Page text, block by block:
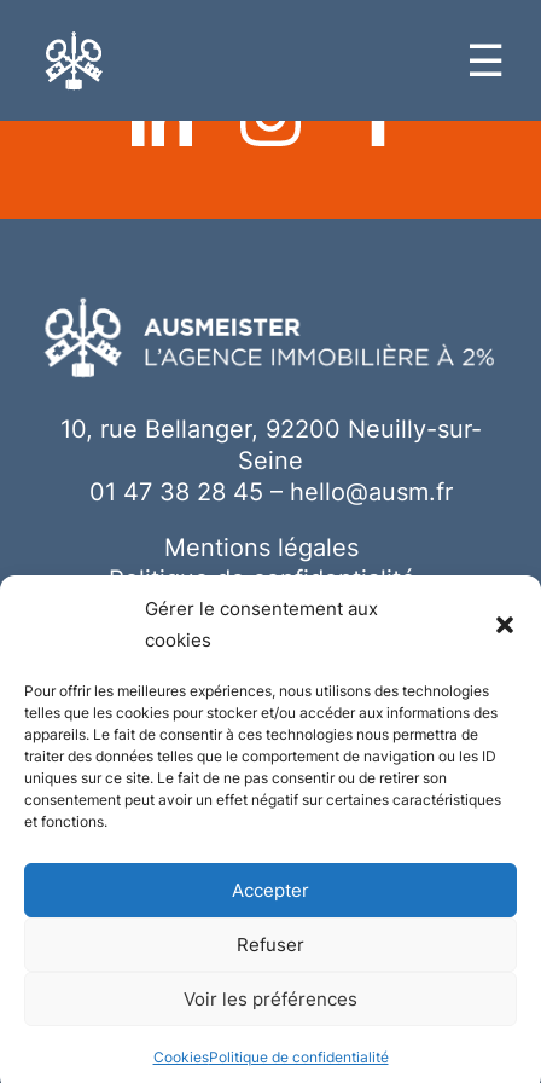
Gérer le consentement aux
cookies
Pour offrir les meilleures expériences, nous utilisons des technologies
telles que les cookies pour stocker et/ou accéder aux informations des
appareils. Le fait de consentir à ces technologies nous permettra de
traiter des données telles que le comportement de navigation ou les ID
uniques sur ce site. Le fait de ne pas consentir ou de retirer son
consentement peut avoir un effet négatif sur certaines caractéristiques
et fonctions.
Accepter
Refuser
Voir les préférences
CookiesPolitique de confidentialité
☰
10, rue Bellanger, 92200 Neuilly-sur-
Seine
01 47 38 28 45 – hello@ausm.fr
Mentions légales
Politique de confidentialité
Cookies
Conception et réalisation :Plate